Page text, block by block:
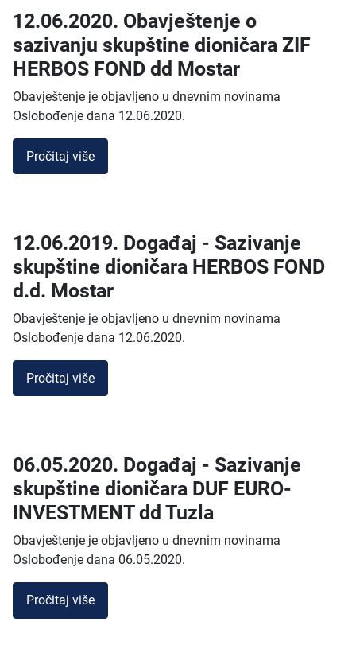
12.06.2020. Obavještenje o
sazivanju skupštine dioničara ZIF
HERBOS FOND dd Mostar
Obavještenje je objavljeno u dnevnim novinama
Oslobođenje dana 12.06.2020.
Pročitaj više
12.06.2019. Događaj - Sazivanje
skupštine dioničara HERBOS FOND
d.d. Mostar
Obavještenje je objavljeno u dnevnim novinama
Oslobođenje dana 12.06.2020.
Pročitaj više
06.05.2020. Događaj - Sazivanje
skupštine dioničara DUF EURO-
INVESTMENT dd Tuzla
Obavještenje je objavljeno u dnevnim novinama
Oslobođenje dana 06.05.2020.
Pročitaj više